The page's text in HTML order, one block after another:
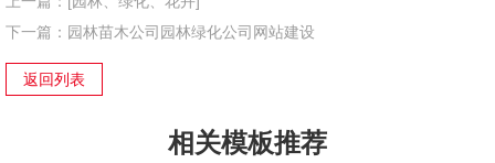
下一篇： 园林苗木公司园林绿化公司网站建设
返回列表
相关模板推荐